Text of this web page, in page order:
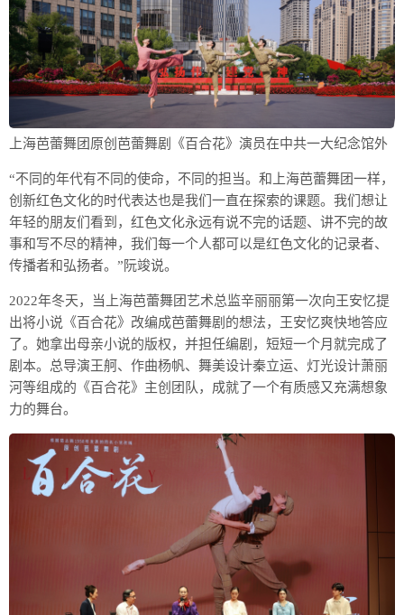
上海芭蕾舞团原创芭蕾舞剧《百合花》演员在中共一大纪念馆外
“不同的年代有不同的使命，不同的担当。和上海芭蕾舞团一样，
创新红色文化的时代表达也是我们一直在探索的课题。我们想让
年轻的朋友们看到，红色文化永远有说不完的话题、讲不完的故
事和写不尽的精神，我们每一个人都可以是红色文化的记录者、
传播者和弘扬者。”阮竣说。
2022年冬天，当上海芭蕾舞团艺术总监辛丽丽第一次向王安忆提
出将小说《百合花》改编成芭蕾舞剧的想法，王安忆爽快地答应
了。她拿出母亲小说的版权，并担任编剧，短短一个月就完成了
剧本。总导演王舸、作曲杨帆、舞美设计秦立运、灯光设计萧丽
河等组成的《百合花》主创团队，成就了一个有质感又充满想象
力的舞台。